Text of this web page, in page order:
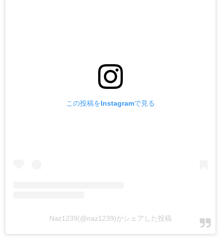
この投稿をInstagramで見る
Naz1239(@naz1239)がシェアした投稿